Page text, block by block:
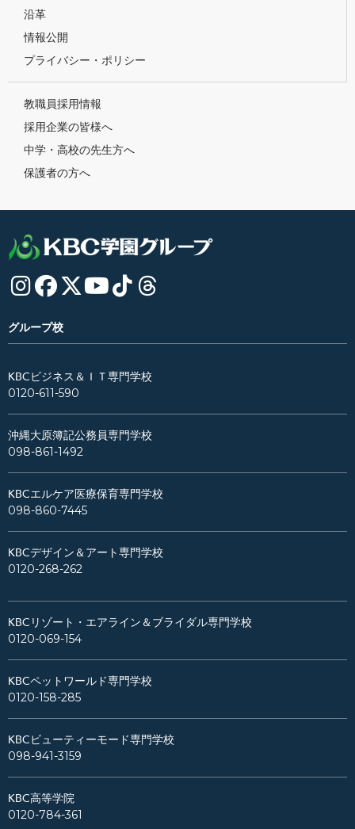
沿革
情報公開
プライバシー・ポリシー
教職員採用情報
採用企業の皆様へ
中学・高校の先生方へ
保護者の方へ
グループ校
KBCビジネス＆ＩＴ専門学校
0120-611-590
沖縄大原簿記公務員専門学校
098-861-1492
KBCエルケア医療保育専門学校
098-860-7445
KBCデザイン＆アート専門学校
0120-268-262
KBCリゾート・エアライン＆ブライダル専門学校
0120-069-154
KBCペットワールド専門学校
0120-158-285
KBCビューティーモード専門学校
098-941-3159
KBC高等学院
0120-784-361